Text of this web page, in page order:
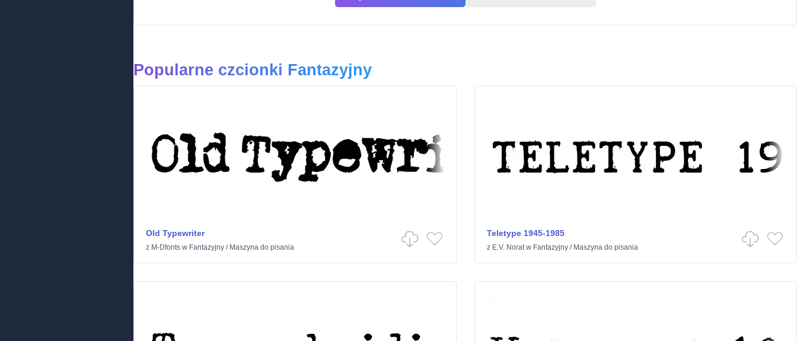
Popularne czcionki Fantazyjny
Old Typewriter
z M-Dfonts w Fantazyjny / Maszyna do pisania
Teletype 1945-1985
z E.V. Noratw Fantazyjny/ Maszyna do pisania